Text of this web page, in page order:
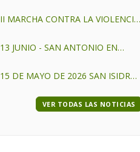
II MARCHA CONTRA LA VIOLENCIA
.-
13 JUNIO - SAN ANTONIO EN
15 DE MAYO DE 2026 SAN ISIDRO
VER TODAS LAS NOTICIAS